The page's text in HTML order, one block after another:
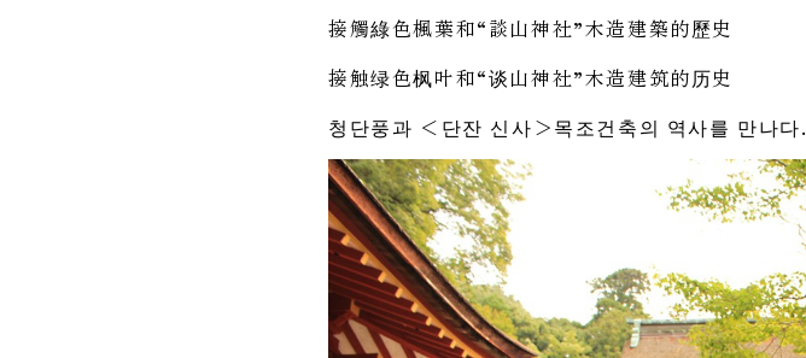
接觸綠色楓葉和“談山神社”木造建築的歷史
接触绿色枫叶和“谈山神社”木造建筑的历史
청단풍과 ＜단잔 신사＞목조건축의 역사를 만나다.